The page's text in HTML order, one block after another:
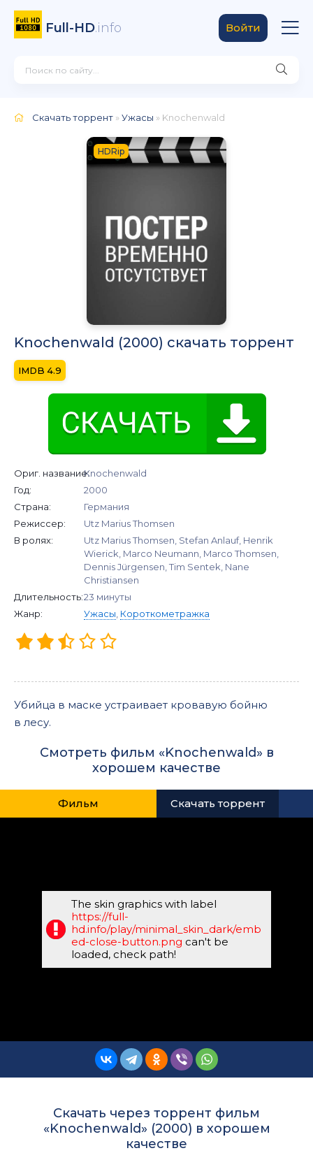
Full-HD.info Войти
Скачать торрент »Ужасы » Knochenwald
HDRip
Knochenwald (2000) скачать торрент
4.9
Ориг. название:Knochenwald
Год:
2000
Страна:
Германия
Режиссер:
Utz Marius Thomsen
В ролях:
Utz Marius Thomsen, Stefan Anlauf, Henrik
Wierick, Marco Neumann, Marco Thomsen,
Dennis Jürgensen, Tim Sentek, Nane
Christiansen
Длительность:23 минуты
Жанр:
Ужасы Короткометражка
Убийца в маске устраивает кровавую бойню
в лесу.
Смотреть фильм «Knochenwald» в
хорошем качестве
Фильм Скачать торрент
The skin graphics with label
https://full-
hd.info/play/minimal_skin_dark/emb
ed-close-button.png can't be
loaded, check path!
Скачать через торрент фильм
«Knochenwald» (2000) в хорошем
качестве